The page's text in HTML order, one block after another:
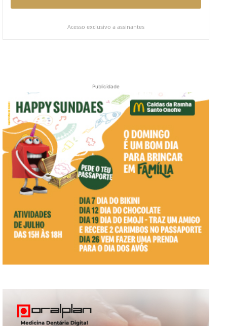
Acesso exclusivo a assinantes
Publicidade